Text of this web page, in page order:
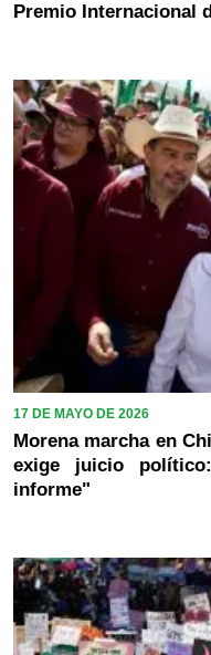
Premio Internacional
17 DE MAYO DE 2026
Morena marcha en
exige juicio
informe"